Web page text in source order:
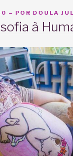
lidar
uma
laceração”
– POR DOULA
à